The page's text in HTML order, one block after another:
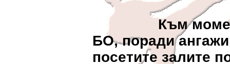
Към
БО, поради
посетите залите